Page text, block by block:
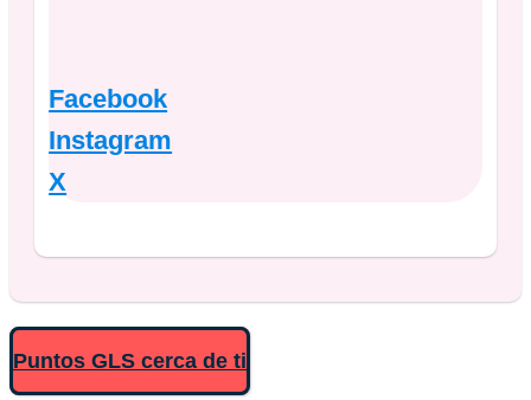
Facebook
Instagram
X
Puntos GLS cerca de ti